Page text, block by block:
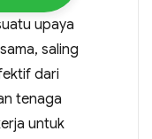
upaya
saling
dari
tenaga
untuk